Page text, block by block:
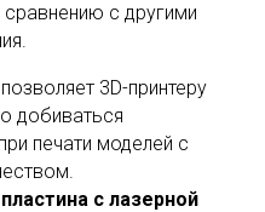
с другими
3D-принтеру
добиваться
печати моделей с
с лазерной